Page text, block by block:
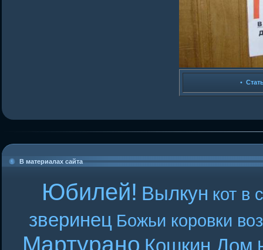
•
В материалах сайта
Юбилей! Вылкун кот в
зверинец Божьи коровки
Мартурано